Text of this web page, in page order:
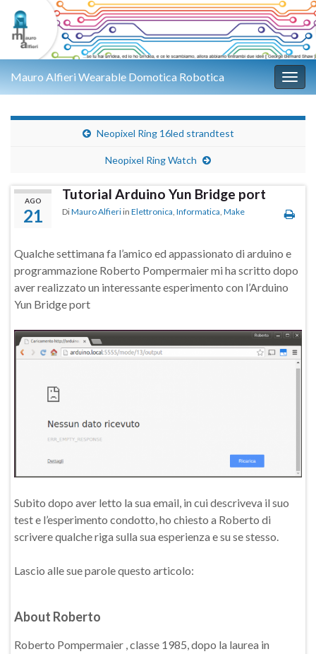
Mauro Alfieri Wearable Domotica Robotica
Neopixel Ring 16led strandtest
Neopixel Ring Watch
AGO
21
Tutorial Arduino Yun Bridge port
DiMauro Alfieri in Elettronica, Informatica, Make
Qualche settimana fa l’amico ed appassionato di arduino e
programmazione Roberto Pompermaier mi ha scritto dopo
aver realizzato un interessante esperimento con l’Arduino
Yun Bridge port
Subito dopo aver letto la sua email, in cui descriveva il suo
test e l’esperimento condotto, ho chiesto a Roberto di
scrivere qualche riga sulla sua esperienza e su se stesso.
Lascio alle sue parole questo articolo:
About Roberto
​Roberto Pompermaier , classe 1985, ​dopo la laurea in